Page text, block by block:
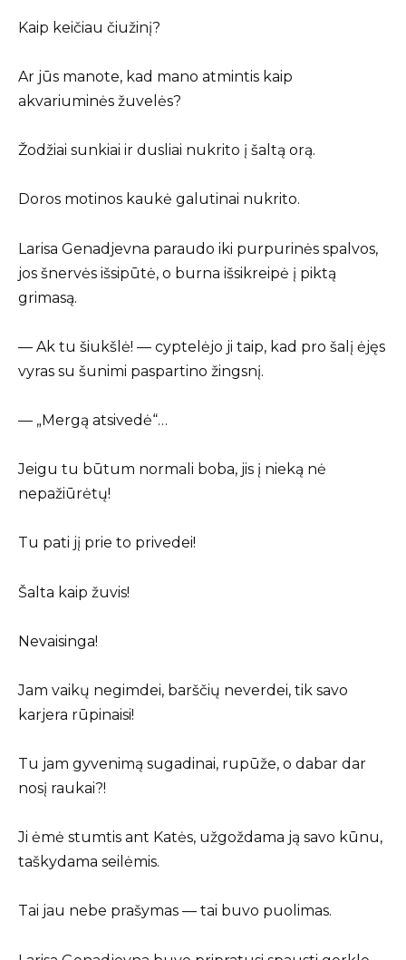
Kaip keičiau čiužinį?
Ar jūs manote, kad mano atmintis kaip
akvariuminės žuvelės?
Žodžiai sunkiai ir dusliai nukrito į šaltą orą.
Doros motinos kaukė galutinai nukrito.
Larisa Genadjevna paraudo iki purpurinės spalvos,
jos šnervės išsipūtė, o burna išsikreipė į piktą
grimasą.
— Ak tu šiukšlė! — cyptelėjo ji taip, kad pro šalį ėjęs
vyras su šunimi paspartino žingsnį.
— „Mergą atsivedė“…
Jeigu tu būtum normali boba, jis į nieką nė
nepažiūrėtų!
Tu pati jį prie to privedei!
Šalta kaip žuvis!
Nevaisinga!
Jam vaikų negimdei, barščių neverdei, tik savo
karjera rūpinaisi!
Tu jam gyvenimą sugadinai, rupūže, o dabar dar
nosį raukai?!
Ji ėmė stumtis ant Katės, užgoždama ją savo kūnu,
taškydama seilėmis.
Tai jau nebe prašymas — tai buvo puolimas.